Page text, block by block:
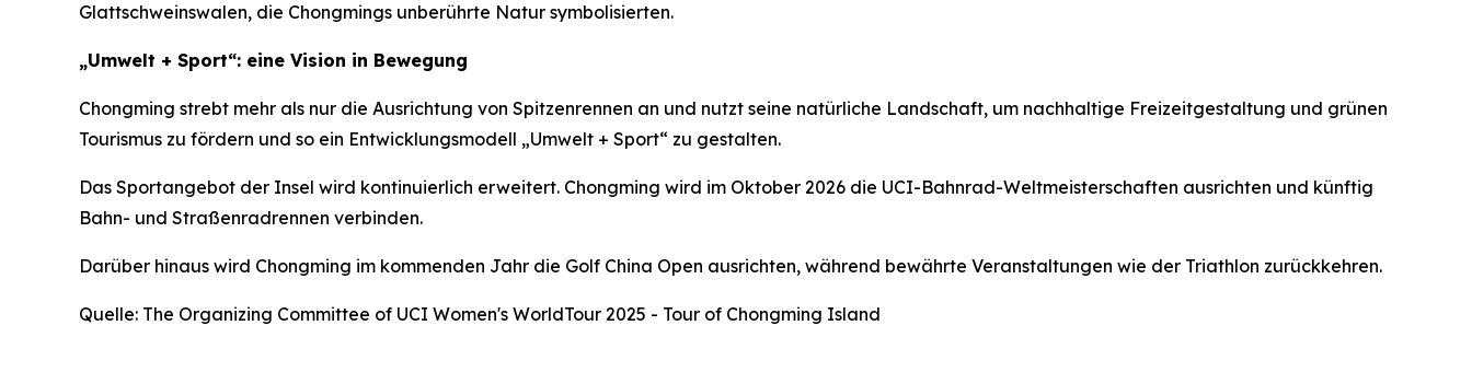
Glattschweinswalen, die Chongmings unberührte Natur symbolisierten.
„Umwelt + Sport“: eine Vision in Bewegung
Chongming strebt mehr als nur die Ausrichtung von Spitzenrennen an und nutzt seine natürliche Landschaft, um nachhaltige Freizeitgestaltung und grünen
Tourismus zu fördern und so ein Entwicklungsmodell „Umwelt + Sport“ zu gestalten.
Das Sportangebot der Insel wird kontinuierlich erweitert. Chongming wird im Oktober 2026 die UCI-Bahnrad-Weltmeisterschaften ausrichten und künftig
Bahn- und Straßenradrennen verbinden.
Darüber hinaus wird Chongming im kommenden Jahr die Golf China Open ausrichten, während bewährte Veranstaltungen wie der Triathlon zurückkehren.
Quelle: The Organizing Committee of UCI Women's WorldTour 2025 - Tour of Chongming Island